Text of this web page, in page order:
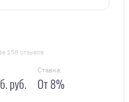
158 отзывов
руб.
Ставка:
От 8%